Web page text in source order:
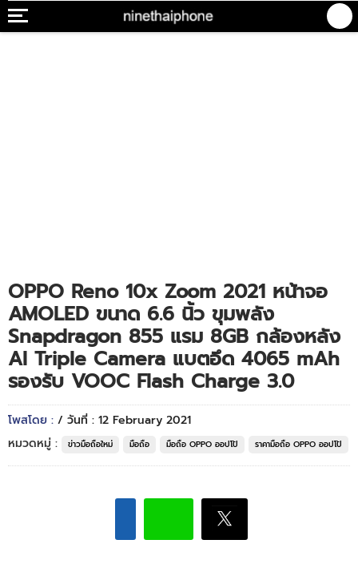
OPPO Reno 10x Zoom 2021 หน้าจอ
AMOLED ขนาด 6.6 นิ้ว ขุมพลัง
Snapdragon 855 แรม 8GB กล้องหลัง
AI Triple Camera แบตอึด 4065 mAh
รองรับ VOOC Flash Charge 3.0
โพสโดย : / วันที่ : 12 February 2021
หมวดหมู่ :
ข่าวมือถือใหม่ มือถือ มือถือ OPPO ออปโป้ ราคามือถือ OPPO ออปโป้